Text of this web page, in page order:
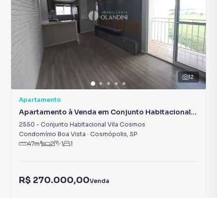
12
Apartamento
Apartamento à Venda em Conjunto Habitacional
Vila Cosmos
2550 - Conjunto Habitacional Vila Cosmos
Condomínio Boa Vista · Cosmópolis, SP
47m² 2 1 1
R$ 270.000,00Venda